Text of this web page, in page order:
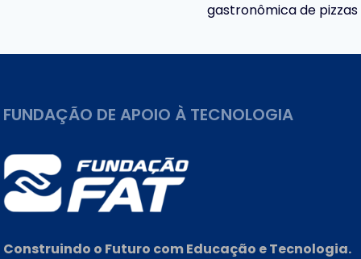
gastronômica de pizzas
FUNDAÇÃO DE APOIO À TECNOLOGIA
Construindo o Futuro com Educação e Tecnologia.